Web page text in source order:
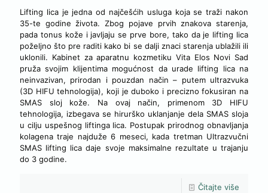
Lifting lica je jedna od najčešćih usluga koja se traži nakon
35-te godine života. Zbog pojave prvih znakova starenja,
pada tonus kože i javljaju se prve bore, tako da je lifting lica
poželjno što pre raditi kako bi se dalji znaci starenja ublažili ili
uklonili. Kabinet za aparatnu kozmetiku Vita Elos Novi Sad
pruža svojim klijentima mogućnost da urade lifting lica na
neinvazivan, prirodan i pouzdan način – putem ultrazvuka
(3D HIFU tehnologija), koji je duboko i precizno fokusiran na
SMAS sloj kože. Na ovaj način, primenom 3D HIFU
tehnologija, izbegava se hirurško uklanjanje dela SMAS sloja
u cilju uspešnog liftinga lica. Postupak prirodnog obnavljanja
kolagena traje najduže 6 meseci, kada tretman Ultrazvučni
SMAS lifting lica daje svoje maksimalne rezultate u trajanju
do 3 godine.
Čitajte više